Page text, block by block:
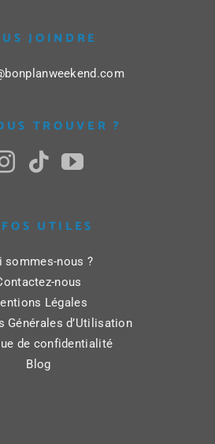
JOINDRE
TROUVER ?
UTILES
sommes-nous ?
nous
Légales
Générales d’Utilisation
de confidentialité
Blog